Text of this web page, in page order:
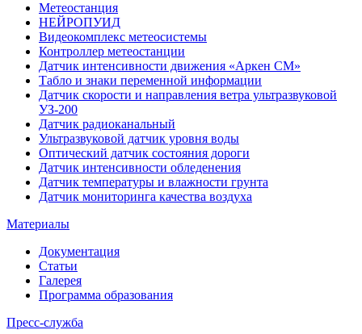
Метеостанция
НЕЙРОПУИД
Видеокомплекс метеосистемы
Контроллер метеостанции
Датчик интенсивности движения «Аркен СМ»
Табло и знаки переменной информации
Датчик скорости и направления ветра ультразвуковой
УЗ-200
Датчик радиоканальный
Ультразвуковой датчик уровня воды
Оптический датчик состояния дороги
Датчик интенсивности обледенения
Датчик температуры и влажности грунта
Датчик мониторинга качества воздуха
Материалы
Документация
Статьи
Галерея
Программа образования
Пресс-служба